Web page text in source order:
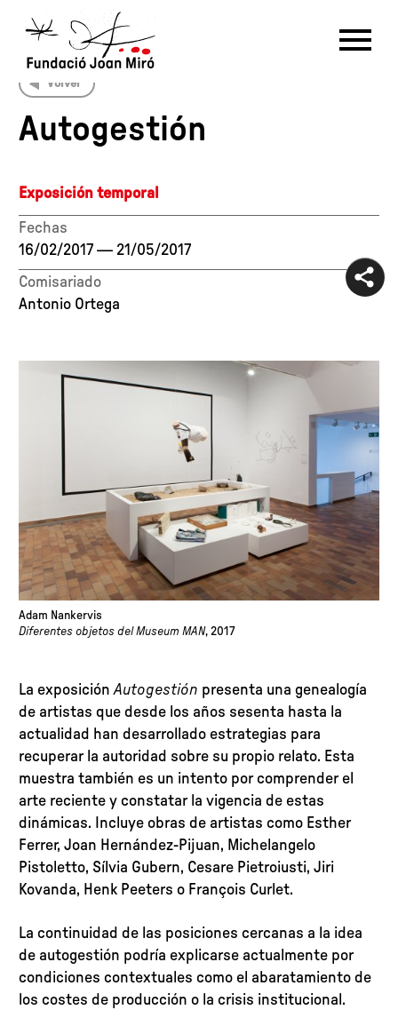
FR
RU
Volver
Autogestión
Exposición temporal
Fechas
16/02/2017 — 21/05/2017
Comisariado
Antonio Ortega
Adam Nankervis
Diferentes objetos del Museum MAN, 2017
La exposición Autogestión presenta una genealogía
de artistas que desde los años sesenta hasta la
actualidad han desarrollado estrategias para
recuperar la autoridad sobre su propio relato. Esta
muestra también es un intento por comprender el
arte reciente y constatar la vigencia de estas
dinámicas. Incluye obras de artistas como Esther
Ferrer, Joan Hernández-Pijuan, Michelangelo
Pistoletto, Sílvia Gubern, Cesare Pietroiusti, Jiri
Kovanda, Henk Peeters o François Curlet.
La continuidad de las posiciones cercanas a la idea
de autogestión podría explicarse actualmente por
condiciones contextuales como el abaratamiento de
los costes de producción o la crisis institucional.